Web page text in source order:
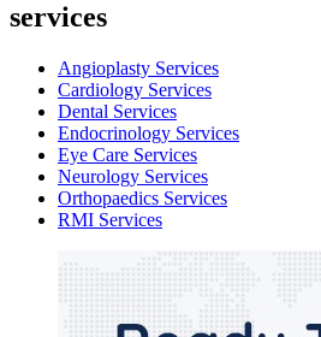
services
Angioplasty Services
Cardiology Services
Dental Services
Endocrinology Services
Eye Care Services
Neurology Services
Orthopaedics Services
RMI Services